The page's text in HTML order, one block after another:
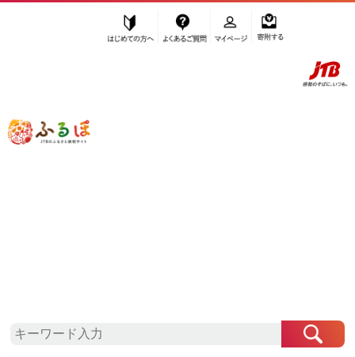
ふるぽ JTBのふるさと納税サイト
しじみ・あさり・蛤